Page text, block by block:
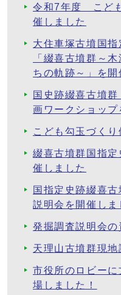
令和7年度 こど
催しました
大住車塚古墳国
「綴喜古墳群～
ちの軌跡～」を開
国史跡綴喜古墳
画ワークショップ
こども勾玉づく
綴喜古墳群国指
催しました
国指定史跡綴喜
説明会を開催しま
発掘調査説明会の
天理山古墳群現
市役所のロビー
場しました！